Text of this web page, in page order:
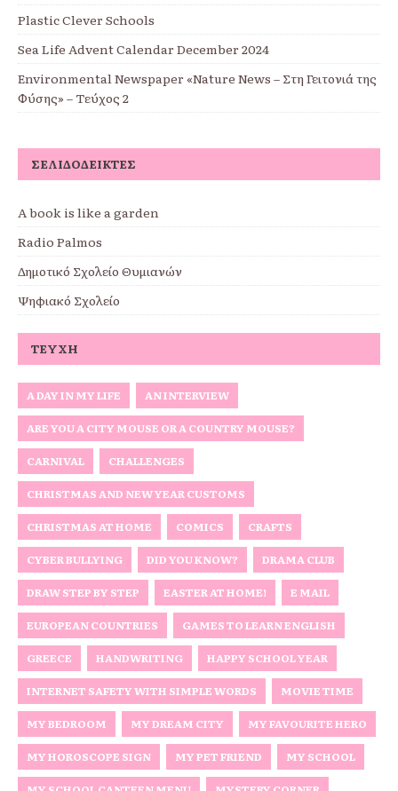
Plastic Clever Schools
Sea Life Advent Calendar December 2024
Environmental Newspaper «Nature News – Στη Γειτονιά της
Φύσης» – Τεύχος 2
ΣΕΛΙΔΟΔΕΊΚΤΕΣ
A book is like a garden
Radio Palmos
Δημοτικό Σχολείο Θυμιανών
Ψηφιακό Σχολείο
ΤΕΎΧΗ
A DAY IN MY LIFE AN INTERVIEW
ARE YOU A CITY MOUSE OR A COUNTRY MOUSE?
CARNIVAL CHALLENGES
CHRISTMAS AND NEW YEAR CUSTOMS
CHRISTMAS AT HOME COMICS CRAFTS
CYBER BULLYING DID YOU KNOW? DRAMA CLUB
DRAW STEP BY STEP EASTER AT HOME! E MAIL
EUROPEAN COUNTRIES GAMES TO LEARN ENGLISH
GREECE HANDWRITING HAPPY SCHOOL YEAR
INTERNET SAFETY WITH SIMPLE WORDS MOVIE TIME
MY BEDROOM MY DREAM CITY MY FAVOURITE HERO
MY HOROSCOPE SIGN MY PET FRIEND MY SCHOOL